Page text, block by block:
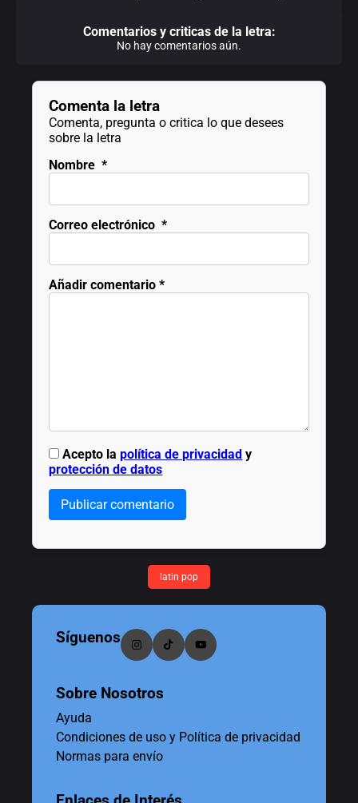
Comentarios y criticas de la letra:
No hay comentarios aún.
Comenta la letra
Comenta, pregunta o critica lo que desees
sobre la letra
Nombre *
Correo electrónico *
Añadir comentario *
Acepto lapolítica de privacidad y
protección de datos
Publicar comentario
latin pop
Síguenos
Sobre Nosotros
Ayuda
Condiciones de uso y Política de privacidad
Normas para envío